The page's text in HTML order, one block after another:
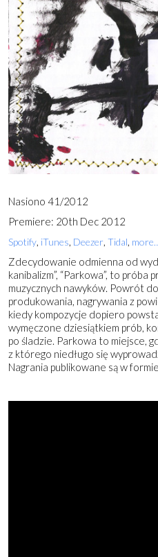
Nasiono 41/2012
Premiere: 20th Dec 2012
Spotify, iTunes, Deezer, Tidal,
Zdecydowanie odmienna od
kanibalizm”, “Parkowa”, to próba
muzycznych nawyków. Powrót
produkowania, nagrywania z
kiedy kompozycje dopiero
wymęczone dziesiątkiem prób,
po śladzie. Parkowa to miejsce,
z którego niedługo się
Nagrania publikowane są w